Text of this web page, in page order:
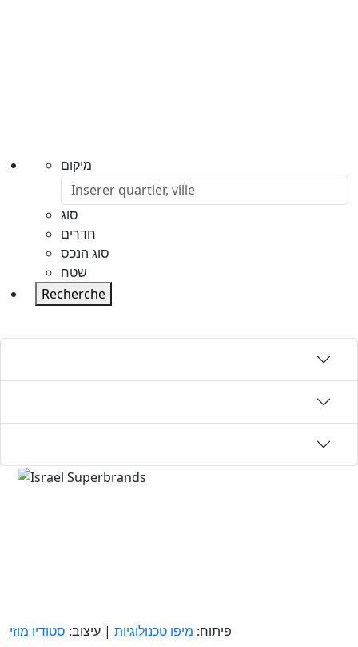
מיקום
סוג
חדרים
סוג הנכס
שטח
Recherche
פיתוח: מיפו טכנולוגיות | עיצוב: סטודיו מוזי